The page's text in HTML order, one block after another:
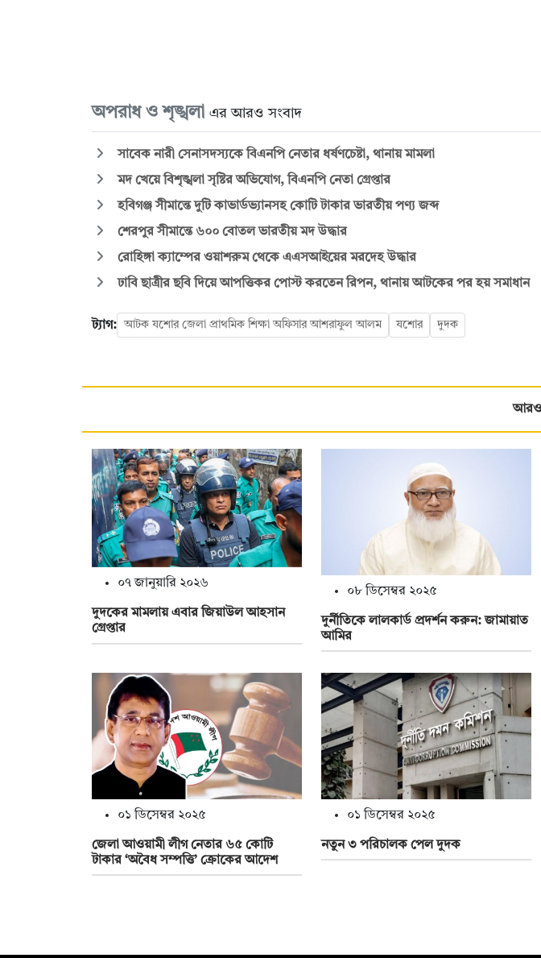
অপরাধ ও শৃঙ্খলা এর আরও সংবাদ
সাবেক নারী সেনাসদস্যকে বিএনপি নেতার ধর্ষণচেষ্টা, থানায় মামলা
মদ খেয়ে বিশৃঙ্খলা সৃষ্টির অভিযোগ, বিএনপি নেতা গ্রেপ্তার
হবিগঞ্জ সীমান্তে দুটি কাভার্ডভ্যানসহ কোটি টাকার ভারতীয় পণ্য জব্দ
শেরপুর সীমান্তে ৬০০ বোতল ভারতীয় মদ উদ্ধার
রোহিঙ্গা ক্যাম্পের ওয়াশরুম থেকে এএসআইয়ের মরদেহ উদ্ধার
ঢাবি ছাত্রীর ছবি দিয়ে আপত্তিকর পোস্ট করতেন রিপন, থানায় আটকের পর হয় সমাধান
ট্যাগ: আটক যশোর জেলা প্রাথমিক শিক্ষা অফিসার আশরাফুল আলম যশোর দুদক
০৭ জানুয়ারি ২০২৬
দুদকের মামলায় এবার জিয়াউল আহসান
গ্রেপ্তার
০৮ ডিসেম্বর ২০২৫
দুর্নীতিকে লালকার্ড প্রদর্শন করুন: জামায়াত
আমির
০১ ডিসেম্বর ২০২৫
জেলা আওয়ামী লীগ নেতার ৬৫ কোটি
টাকার ‘অবৈধ সম্পত্তি’ ক্রোকের আদেশ
০১ ডিসেম্বর ২০২৫
নতুন ৩ পরিচালক পেল দুদক